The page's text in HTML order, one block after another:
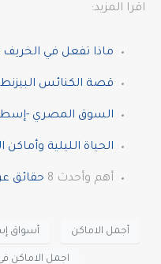
اقرا المزيد:
ماذا تفعل في
قصة الكنائس
السوق المصري -
الحياة الليلية
أهم وأحدث 8 حقائق
أجمل الاماكن أسواق
اجمل الاماكن